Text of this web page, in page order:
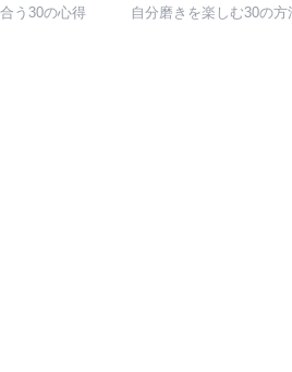
う30の心得 自分磨きを楽しむ30の方